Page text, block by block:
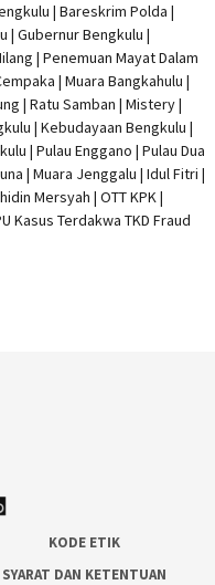
| Bareskrim Polda |
| Gubernur Bengkulu |
| Penemuan Mayat Dalam
| Muara Bangkahulu |
| Ratu Samban | Mistery |
| Kebudayaan Bengkulu |
| Pulau Enggano | Pulau Dua
| Muara Jenggalu | Idul Fitri |
Mersyah | OTT KPK|
Kasus Terdakwa TKD Fraud
KODE ETIK
SYARAT DAN KETENTUAN